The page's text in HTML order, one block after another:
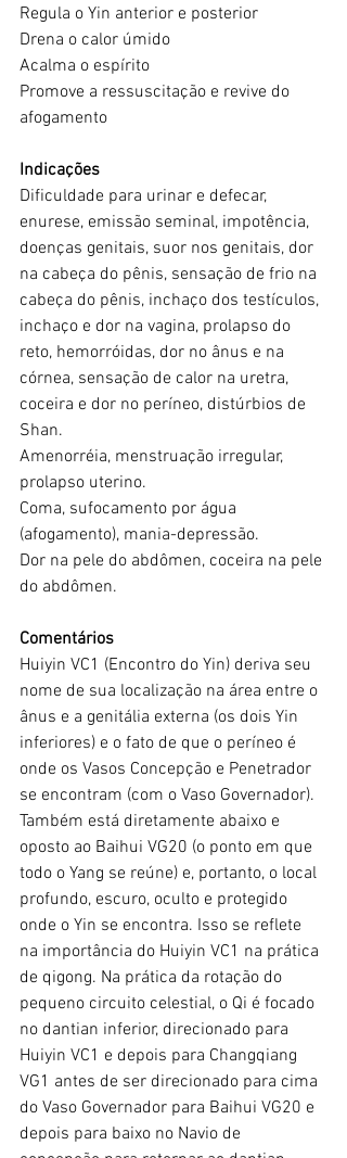
Regula o Yin anterior e posterior
Drena o calor úmido
Acalma o espírito
Promove a ressuscitação e revive do
afogamento
Indicações
Dificuldade para urinar e defecar,
enurese, emissão seminal, impotência,
doenças genitais, suor nos genitais, dor
na cabeça do pênis, sensação de frio na
cabeça do pênis, inchaço dos testículos,
inchaço e dor na vagina, prolapso do
reto, hemorróidas, dor no ânus e na
córnea, sensação de calor na uretra,
coceira e dor no períneo, distúrbios de
Shan.
Amenorréia, menstruação irregular,
prolapso uterino.
Coma, sufocamento por água
(afogamento), mania-depressão.
Dor na pele do abdômen, coceira na pele
do abdômen.
Comentários
Huiyin VC1 (Encontro do Yin) deriva seu
nome de sua localização na área entre o
ânus e a genitália externa (os dois Yin
inferiores) e o fato de que o períneo é
onde os Vasos Concepção e Penetrador
se encontram (com o Vaso Governador).
Também está diretamente abaixo e
oposto ao Baihui VG20 (o ponto em que
todo o Yang se reúne) e, portanto, o local
profundo, escuro, oculto e protegido
onde o Yin se encontra. Isso se reflete
na importância do Huiyin VC1 na prática
de qigong. Na prática da rotação do
pequeno circuito celestial, o Qi é focado
no dantian inferior, direcionado para
Huiyin VC1 e depois para Changqiang
VG1 antes de ser direcionado para cima
do Vaso Governador para Baihui VG20 e
depois para baixo no Navio de